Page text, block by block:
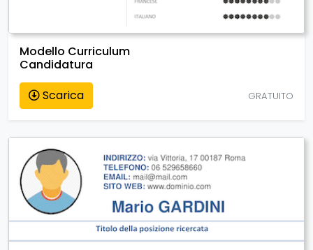
Modello Curriculum
Candidatura
Scarica
GRATUITO